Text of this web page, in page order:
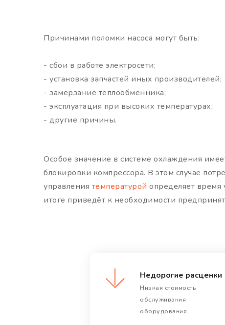
Причинами поломки насоса могут быть:
- сбои в работе электросети;
- установка запчастей иных производителей;
- замерзание теплообменника;
- эксплуатация при высоких температурах;
- другие причины.
Особое значение в системе охлаждения
блокировки компрессора. В этом случае
управления температурой определяет время
итоге приведёт к необходимости
Недорогие расценки
Низкая стоимость
обслуживания
оборудования